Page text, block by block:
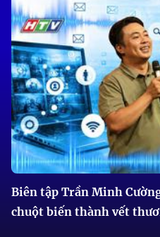
Biên tập Trần Minh
chuột biến thành vết